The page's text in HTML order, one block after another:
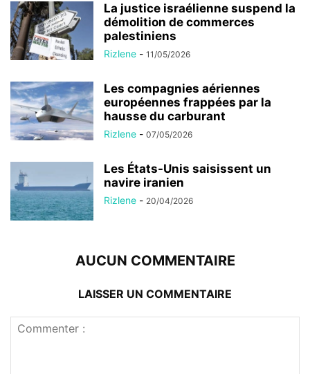
La justice israélienne suspend la
démolition de commerces
palestiniens
Rizlene - 11/05/2026
Les compagnies aériennes
européennes frappées par la
hausse du carburant
Rizlene - 07/05/2026
Les États-Unis saisissent un
navire iranien
Rizlene - 20/04/2026
AUCUN COMMENTAIRE
LAISSER UN COMMENTAIRE